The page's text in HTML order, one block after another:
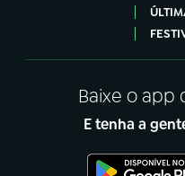
Baixe o app
E tenha a